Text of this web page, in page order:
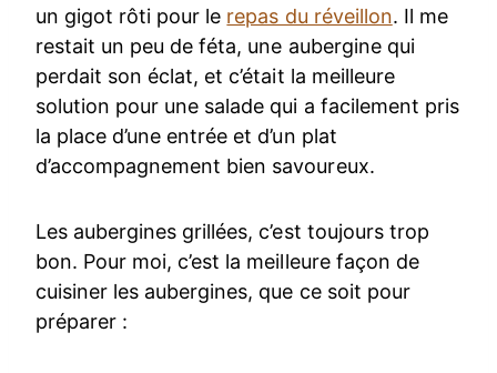
un gigot rôti pour le repas du réveillon. Il me
restait un peu de féta, une aubergine qui
perdait son éclat, et c’était la meilleure
solution pour une salade qui a facilement pris
la place d’une entrée et d’un plat
d’accompagnement bien savoureux.
Les aubergines grillées, c’est toujours trop
bon. Pour moi, c’est la meilleure façon de
cuisiner les aubergines, que ce soit pour
préparer :